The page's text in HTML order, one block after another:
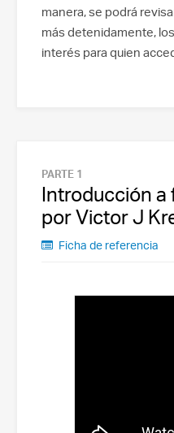
manera, se podrá
más detenidamente,
interés para quien
PARTE 1
Introducción a
por Victor J
Ficha de referencia